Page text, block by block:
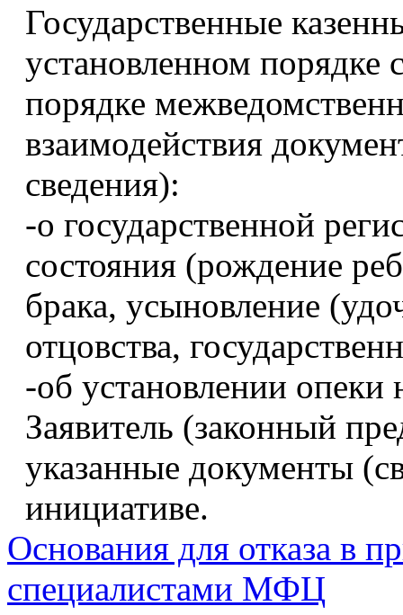
Государственные
установленном порядке
порядке
взаимодействия
сведения):
-о государственной
состояния (рождение
брака, усыновление
отцовства,
-об установлении опеки
Заявитель (законный
указанные документы
инициативе.
Основания для отказа в
специалистами МФЦ